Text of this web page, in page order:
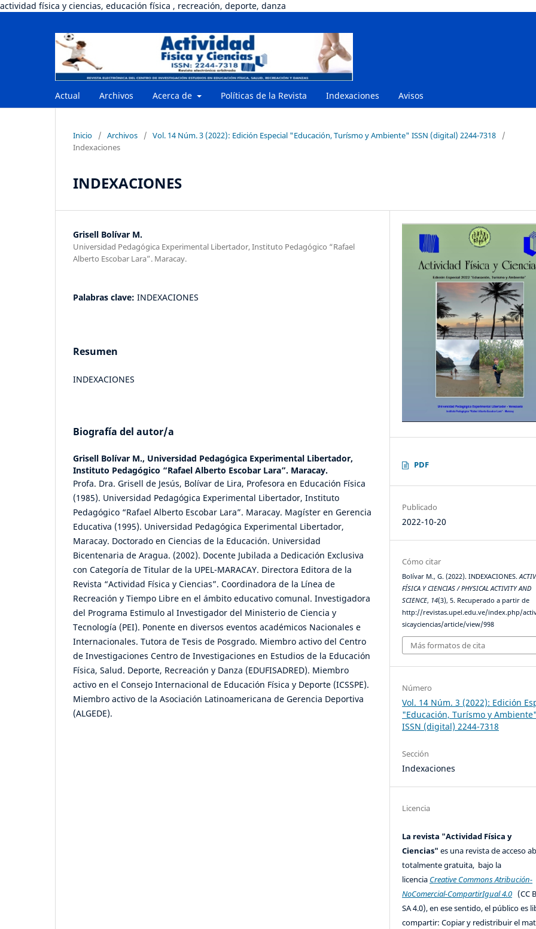
actividad física y ciencias, educación física , recreación, deporte, danza
Actual Archivos Acerca de Políticas de la Revista Indexaciones Avisos
Inicio / Archivos / Vol. 14 Núm. 3 (2022): Edición Especial "Educación, Turísmo y Ambiente" ISSN (digital) 2244-7318
/
Indexaciones
INDEXACIONES
Grisell Bolívar M.
Universidad Pedagógica Experimental Libertador, Instituto Pedagógico “Rafael
Alberto Escobar Lara”. Maracay.
Palabras clave: INDEXACIONES
Resumen
INDEXACIONES
Biografía del autor/a
Grisell Bolívar M., Universidad Pedagógica Experimental Libertador,
Instituto Pedagógico “Rafael Alberto Escobar Lara”. Maracay.
Profa. Dra. Grisell de Jesús, Bolívar de Lira, Profesora en Educación Física
(1985). Universidad Pedagógica Experimental Libertador, Instituto
Pedagógico “Rafael Alberto Escobar Lara”. Maracay. Magíster en Gerencia
Educativa (1995). Universidad Pedagógica Experimental Libertador,
Maracay. Doctorado en Ciencias de la Educación. Universidad
Bicentenaria de Aragua. (2002). Docente Jubilada a Dedicación Exclusiva
con Categoría de Titular de la UPEL-MARACAY. Directora Editora de la
Revista “Actividad Física y Ciencias”. Coordinadora de la Línea de
Recreación y Tiempo Libre en el ámbito educativo comunal. Investigadora
del Programa Estimulo al Investigador del Ministerio de Ciencia y
Tecnología (PEI). Ponente en diversos eventos académicos Nacionales e
Internacionales. Tutora de Tesis de Posgrado. Miembro activo del Centro
de Investigaciones Centro de Investigaciones en Estudios de la Educación
Física, Salud. Deporte, Recreación y Danza (EDUFISADRED). Miembro
activo en el Consejo Internacional de Educación Física y Deporte (ICSSPE).
Miembro activo de la Asociación Latinoamericana de Gerencia Deportiva
(ALGEDE).
PDF
Publicado
2022-10-20
Cómo citar
Bolívar M., G. (2022). INDEXACIONES.
FÍSICA Y CIENCIAS / PHYSICAL ACTIVITY AND
SCIENCE, 14(3), 5. Recuperado a partir de
http://revistas.upel.edu.ve/index.php/
sicayciencias/article/view/998
Más formatos de cita
Número
Vol. 14 Núm. 3 (2022): Edición
"Educación, Turísmo y Ambiente"
ISSN (digital) 2244-7318
Sección
Indexaciones
Licencia
La revista "Actividad Física y
Ciencias"es una revista de acceso
totalmente gratuita, bajo la
licencia Creative Commons Atribución-
NoComercial-CompartirIgual 4.0 (CC
SA 4.0), en ese sentido, el público es
compartir: Copiar y redistribuir el